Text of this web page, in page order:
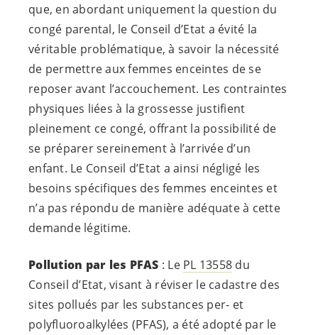
que, en abordant uniquement la question du
congé parental, le Conseil d’Etat a évité la
véritable problématique, à savoir la nécessité
de permettre aux femmes enceintes de se
reposer avant l’accouchement. Les contraintes
physiques liées à la grossesse justifient
pleinement ce congé, offrant la possibilité de
se préparer sereinement à l’arrivée d’un
enfant. Le Conseil d’Etat a ainsi négligé les
besoins spécifiques des femmes enceintes et
n’a pas répondu de manière adéquate à cette
demande légitime.
Pollution par les PFAS : Le PL 13558 du
Conseil d’Etat, visant à réviser le cadastre des
sites pollués par les substances per- et
polyfluoroalkylées (PFAS), a été adopté par le